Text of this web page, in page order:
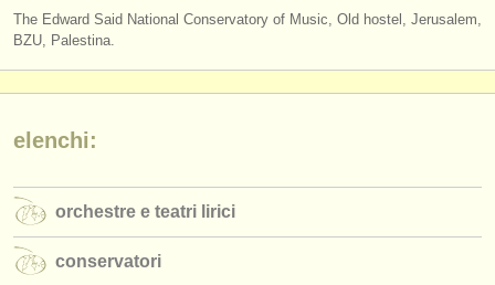
notizie di musica classica
find out about our
The Edward Said National Conservatory of Music, Old hostel, Jerusalem,
BZU, Palestina.
elenchi:
orchestre e teatri lirici
conservatori